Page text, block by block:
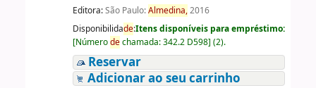
Editora:São Paulo:Almedina,2016
Disponibilidade:Itens disponíveis para empréstimo:
[Númerodechamada:342.2 D598] (2).
Reservar
Adicionar ao seu carrinho